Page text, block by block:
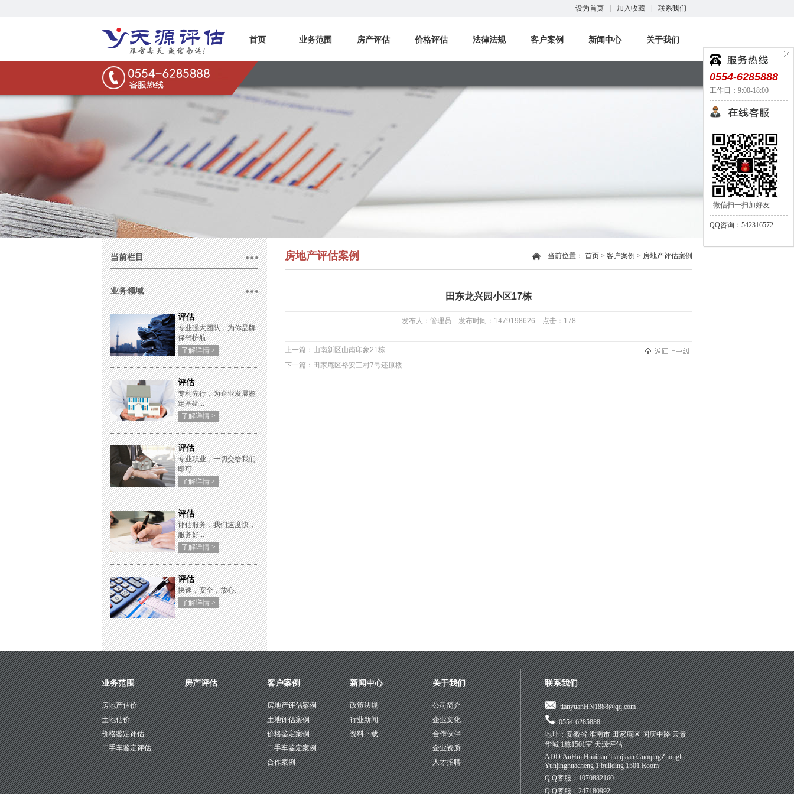
设为首页 加入收藏 联系我们
首页 业务范围 房产评估 价格评估 法律法规 客户案例 新闻中心 关于我们
联系我们
当前栏目
业务领域
评估
专业强大团队，为你品牌
保驾护航...
了解详情 >
评估
专利先行，为企业发展鉴
定基础...
了解详情 >
评估
专业职业，一切交给我们
即可...
了解详情 >
评估
评估服务，我们速度快，
服务好...
了解详情 >
评估
快速，安全，放心...
了解详情 >
房地产评估案例 当前位置： 首页 > 客户案例 > 房地产评估案例
田东龙兴园小区17栋
发布人：管理员 发布时间：1479198626 点击：178
上一篇：山南新区山南印象21栋
下一篇：田家庵区裕安三村7号还原楼
业务范围
房地产估价
土地估价
价格鉴定评估
二手车鉴定评估
房产评估 客户案例
房地产评估案例
土地评估案例
价格鉴定案例
二手车鉴定案例
合作案例
新闻中心
政策法规
行业新闻
资料下载
关于我们
公司简介
企业文化
合作伙伴
企业资质
人才招聘
联系我们
tianyuanHN1888@qq.com
0554-6285888
地址：安徽省 淮南市 田家庵区 国庆中路 云景
华城 1栋1501室 天源评估
ADD:AnHui Huainan Tianjiaan GuoqingZhonglu
Yunjinghuacheng 1 building 1501 Room
Q Q客服：1070882160
Q Q客服：247180992
0554-6285888
工作日：9:00-18:00
微信扫一扫加好友
QQ咨询：542316572